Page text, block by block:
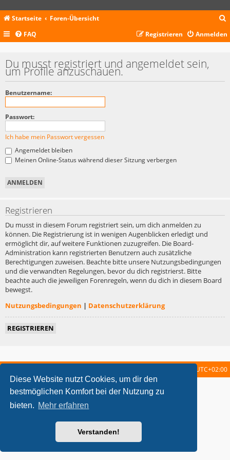
Diese Website nutzt Cookies, um dir den
bestmöglichen Komfort bei der Nutzung zu
bieten. Mehr erfahren
Verstanden!
Startseite Foren-Übersicht
c
FAQ Anmelden
Registrieren
Du musst registriert und angemeldet sein,
um Profile anzuschauen.
Benutzername:
Passwort:
Ich habe mein Passwort vergessen
Angemeldet bleiben
Meinen Online-Status während dieser Sitzung verbergen
Registrieren
Du musst in diesem Forum registriert sein, um dich anmelden zu
können. Die Registrierung ist in wenigen Augenblicken erledigt und
ermöglicht dir, auf weitere Funktionen zuzugreifen. Die Board-
Administration kann registrierten Benutzern auch zusätzliche
Berechtigungen zuweisen. Beachte bitte unsere Nutzungsbedingungen
und die verwandten Regelungen, bevor du dich registrierst. Bitte
beachte auch die jeweiligen Forenregeln, wenn du dich in diesem Board
bewegst.
Nutzungsbedingungen | Datenschutzerklärung
REGISTRIEREN
UTC+02:00
metrolike style by Eric Seguin Updated for phpBB3.2 by
Powered byphpBB ® Forum Software © phpBB Limited
Deutsche Übersetzung durch